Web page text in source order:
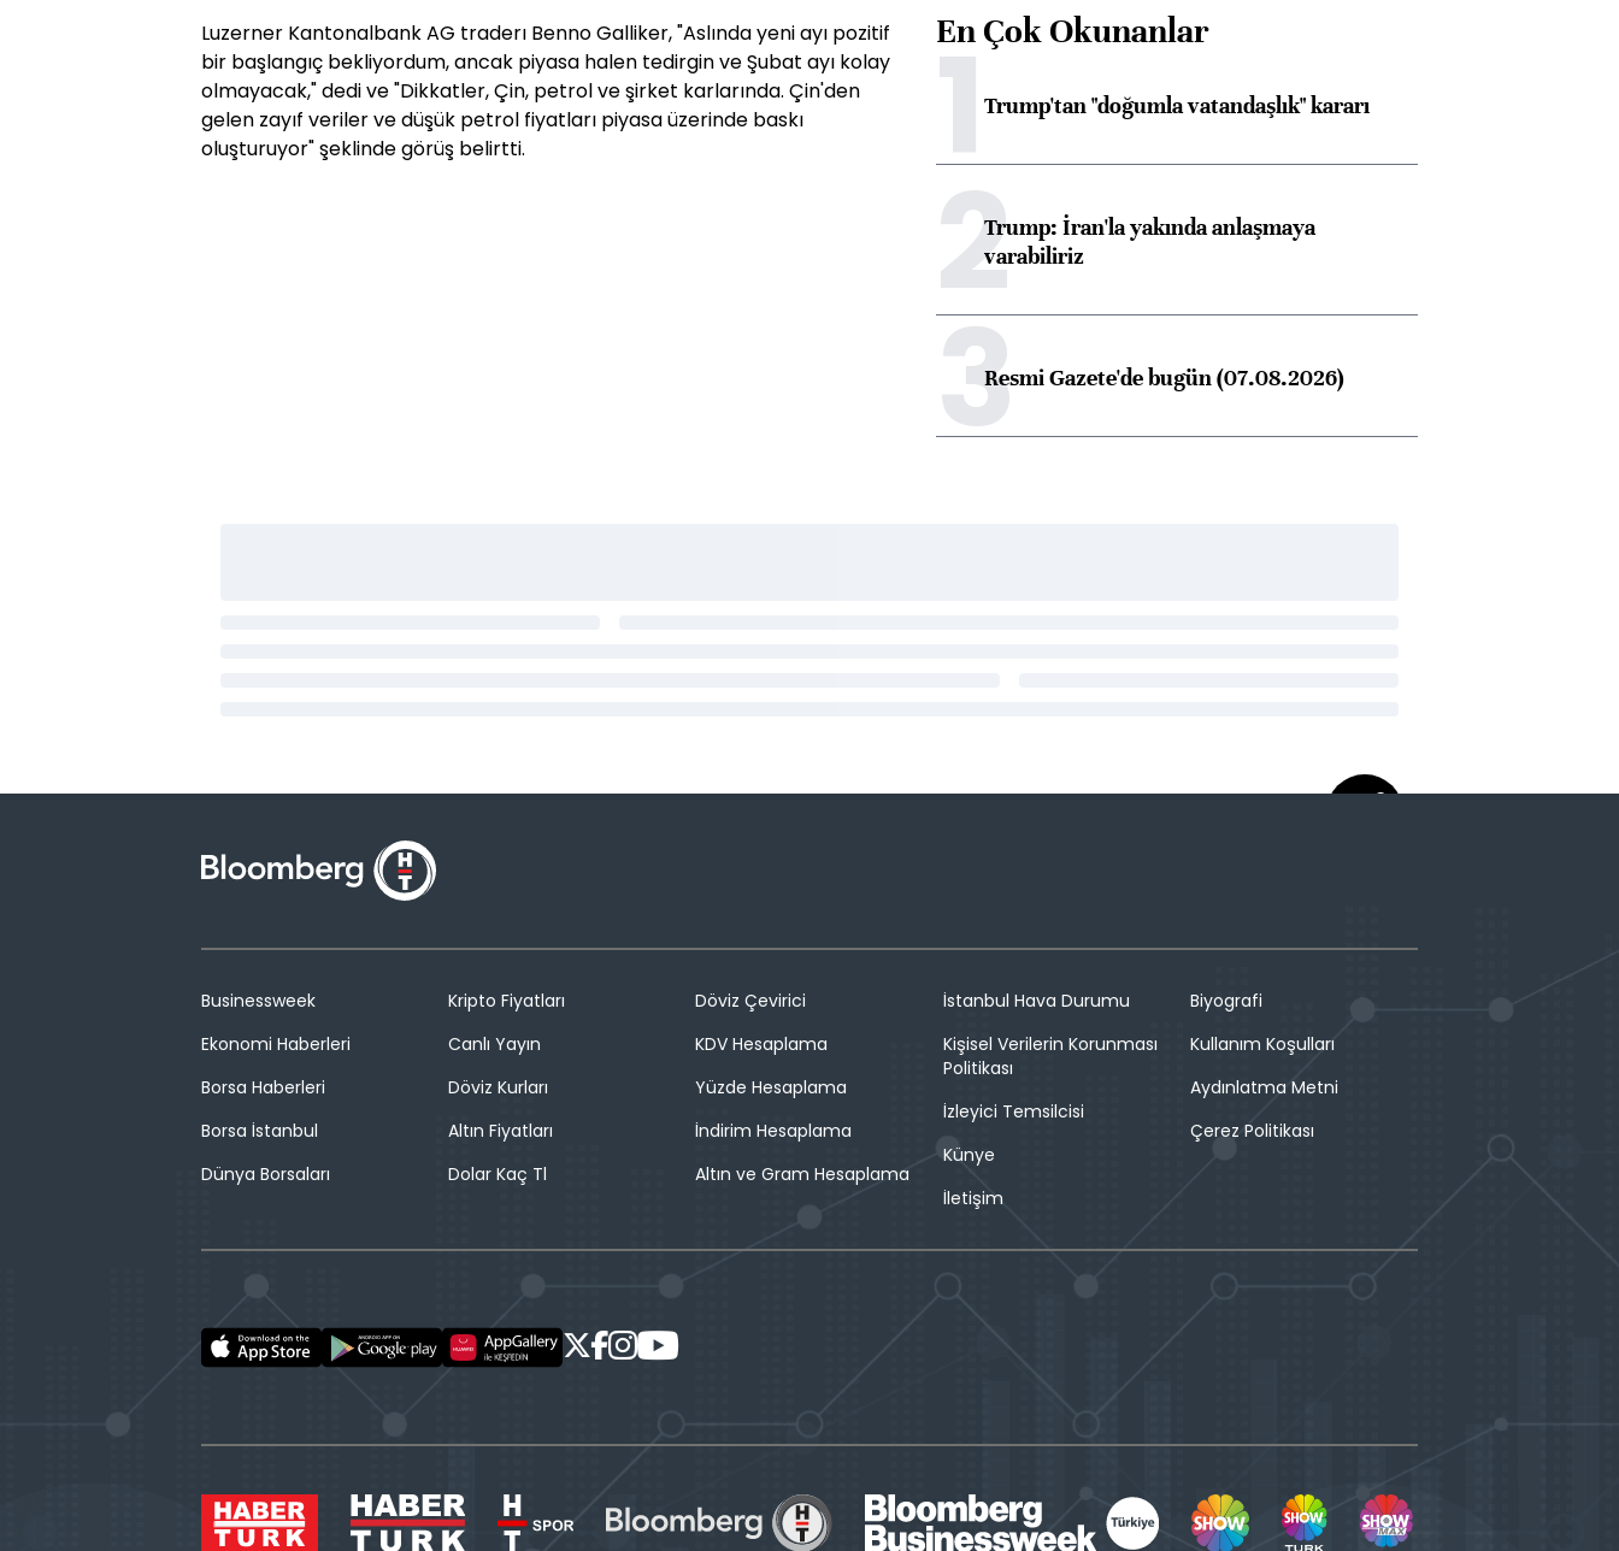
Luzerner Kantonalbank AG traderı Benno Galliker, "Aslında yeni ayı pozitif
bir başlangıç bekliyordum, ancak piyasa halen tedirgin ve Şubat ayı kolay
olmayacak," dedi ve "Dikkatler, Çin, petrol ve şirket karlarında. Çin'den
gelen zayıf veriler ve düşük petrol fiyatları piyasa üzerinde baskı
oluşturuyor" şeklinde görüş belirtti.
En Çok Okunanlar
1Trump'tan "doğumla vatandaşlık" kararı
2Trump: İran'la yakında anlaşmaya
varabiliriz
3Resmi Gazete'de bugün (07.08.2026)
Businessweek
Ekonomi Haberleri
Borsa Haberleri
Borsa İstanbul
Dünya Borsaları
Kripto Fiyatları
Canlı Yayın
Döviz Kurları
Altın Fiyatları
Dolar Kaç Tl
Döviz Çevirici
KDV Hesaplama
Yüzde Hesaplama
İndirim Hesaplama
Altın ve Gram Hesaplama
İstanbul Hava Durumu
Kişisel Verilerin Korunması
Politikası
İzleyici Temsilcisi
Künye
İletişim
Biyografi
Kullanım Koşulları
Aydınlatma Metni
Çerez Politikası